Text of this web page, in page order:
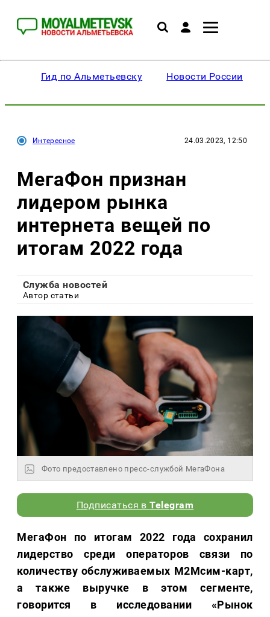
Гид по Альметьевску Новости России
Интересное 24.03.2023, 12:50
МегаФон признан
лидером рынка
интернета вещей по
итогам 2022 года
Служба новостей
Автор статьи
Фото предоставлено пресс-службой МегаФона
Подписаться вTelegram
МегаФон по итогам 2022 года сохранил
лидерство среди операторов связи по
количеству обслуживаемых M2Mсим-карт,
а также выручке в этом сегменте,
говорится в исследовании «Рынок